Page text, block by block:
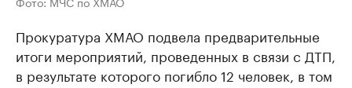
Прокуратура ХМАО подвела предварительные
итоги мероприятий, проведенных в связи с ДТП,
в результате которого погибло 12 человек, в том